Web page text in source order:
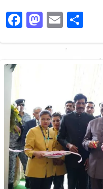
Facebook
Mastodon
Email